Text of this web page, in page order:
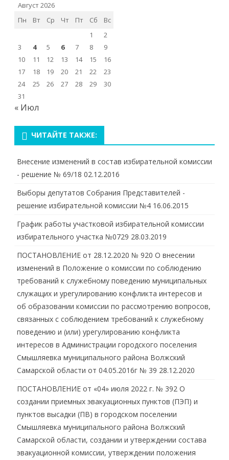
Август 2026
Пн
Вт Ср Чт Пт Сб
Вс
1
2
3
4 5 6 7 8
9
10
11 12 13 14 15
16
17
18 19 20 21 22
23
24
25 26 27 28 29
30
31
« Июл
ЧИТАЙТЕ ТАКЖЕ:
Внесение изменений в состав избирательной комиссии
- решение № 69/18 02.12.2016
Выборы депутатов Собрания Представителей -
решение избирательной комиссии №4 16.06.2015
График работы участковой избирательной комиссии
избирательного участка №0729 28.03.2019
ПОСТАНОВЛЕНИЕ от 28.12.2020 № 920 О внесении
изменений в Положение о комиссии по соблюдению
требований к служебному поведению муниципальных
служащих и урегулированию конфликта интересов и
об образовании комиссии по рассмотрению вопросов,
связанных с соблюдением требований к служебному
поведению и (или) урегулированию конфликта
интересов в Администрации городского поселения
Смышляевка муниципального района Волжский
Самарской области от 04.05.2016г № 39 28.12.2020
ПОСТАНОВЛЕНИЕ от «04» июля 2022 г. № 392 О
создании приемных эвакуационных пунктов (ПЭП) и
пунктов высадки (ПВ) в городском поселении
Смышляевка муниципального района Волжский
Самарской области, создании и утверждении состава
эвакуационной комиссии, утверждении положения